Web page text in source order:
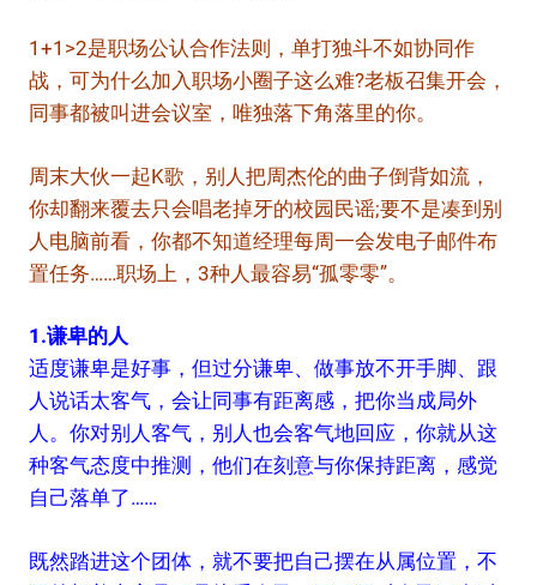
1+1>2是职场公认合作法则，单打独斗不如协同作
战，可为什么加入职场小圈子这么难?老板召集开会，
同事都被叫进会议室，唯独落下角落里的你。
周末大伙一起K歌，别人把周杰伦的曲子倒背如流，
你却翻来覆去只会唱老掉牙的校园民谣;要不是凑到别
人电脑前看，你都不知道经理每周一会发电子邮件布
置任务……职场上，3种人最容易“孤零零”。
1.谦卑的人
适度谦卑是好事，但过分谦卑、做事放不开手脚、跟
人说话太客气，会让同事有距离感，把你当成局外
人。你对别人客气，别人也会客气地回应，你就从这
种客气态度中推测，他们在刻意与你保持距离，感觉
自己落单了……
既然踏进这个团体，就不要把自己摆在从属位置，不